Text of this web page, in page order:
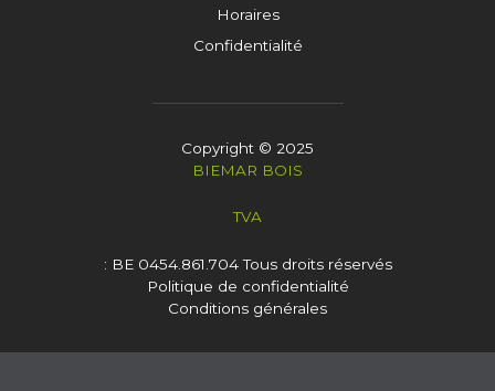
Horaires
Confidentialité
Copyright © 2025
BIEMAR BOIS
TVA
: BE 0454.861.704Tous droits réservés
Politique de confidentialité
Conditions générales